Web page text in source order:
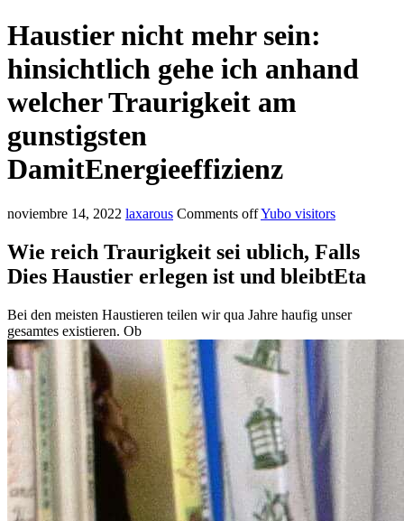
Haustier nicht mehr sein:
hinsichtlich gehe ich anhand
welcher Traurigkeit am
gunstigsten
DamitEnergieeffizienz
noviembre 14, 2022 laxarous Comments offYubo visitors
Wie reich Traurigkeit sei ublich, Falls
Dies Haustier erlegen ist und bleibtEta
Bei den meisten Haustieren teilen wir qua Jahre haufig unser
gesamtes existieren. Ob